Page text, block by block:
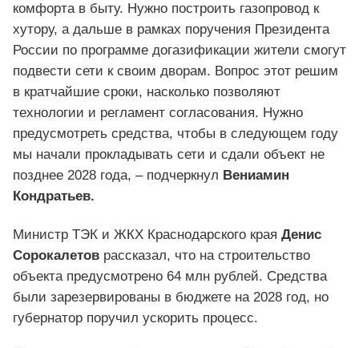
комфорта в быту. Нужно построить газопровод к
хутору, а дальше в рамках поручения Президента
России по программе догазификации жители смогут
подвести сети к своим дворам. Вопрос этот решим
в кратчайшие сроки, насколько позволяют
технологии и регламент согласования. Нужно
предусмотреть средства, чтобы в следующем году
мы начали прокладывать сети и сдали объект не
позднее 2028 года, – подчеркнул Вениамин
Кондратьев.
Министр ТЭК и ЖКХ Краснодарского края Денис
Сорокалетов рассказал, что на строительство
объекта предусмотрено 64 млн рублей. Средства
были зарезервированы в бюджете на 2028 год, но
губернатор поручил ускорить процесс.